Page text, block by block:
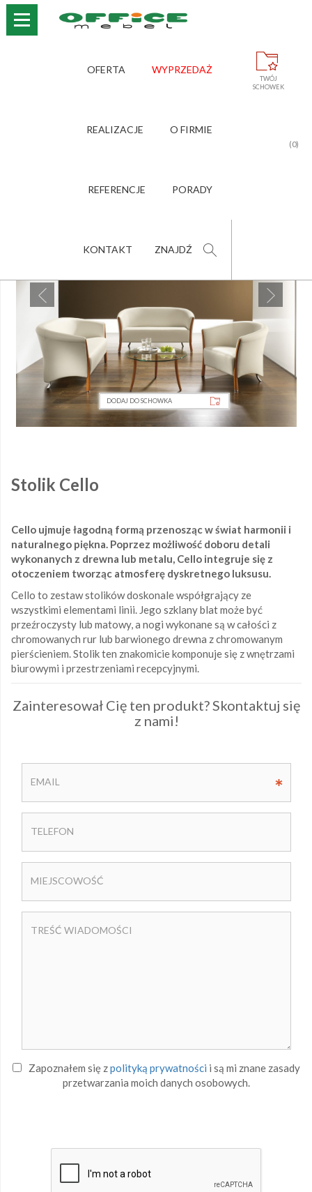
OFERTA WYPRZEDAŻ
REALIZACJE O FIRMIE
REFERENCJE PORADY
KONTAKT ZNAJDŹ
TWÓJ
SCHOWEK
(0)
POLEĆ PRODUKT
DODAJ DO SCHOWKA
Stolik Cello
Cello ujmuje łagodną formą przenosząc w świat harmonii i
naturalnego piękna. Poprzez możliwość doboru detali
wykonanych z drewna lub metalu, Cello integruje się z
otoczeniem tworząc atmosferę dyskretnego luksusu.
Cello to zestaw stolików doskonale współgrający ze
wszystkimi elementami linii. Jego szklany blat może być
przeźroczysty lub matowy, a nogi wykonane są w całości z
chromowanych rur lub barwionego drewna z chromowanym
pierścieniem. Stolik ten znakomicie komponuje się z wnętrzami
biurowymi i przestrzeniami recepcyjnymi.
Zainteresował Cię ten produkt? Skontaktuj się
z nami!
Zapoznałem się zpolityką prywatności i są mi znane zasady
przetwarzania moich danych osobowych.